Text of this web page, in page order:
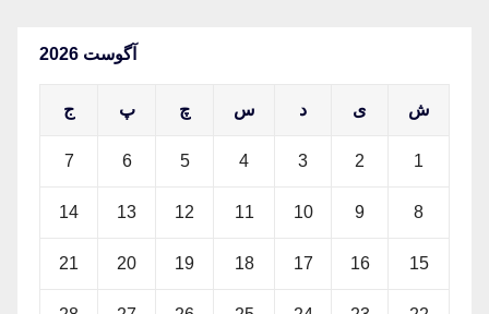
آگوست 2026
ش ی د س چ پ ج
1
2
3
4
5
6
7
8
9
10
11
12
13
14
15
16
17
18
19
20
21